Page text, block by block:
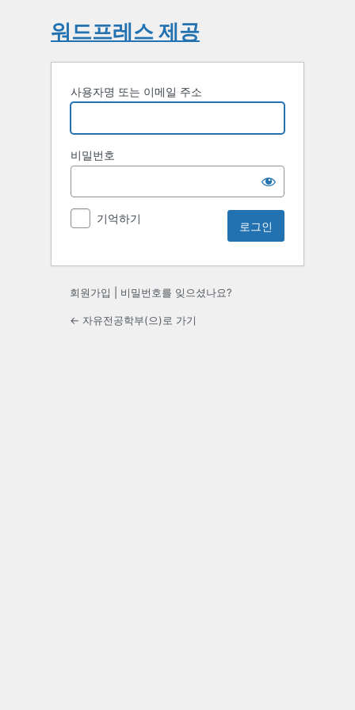
워드프레스 제공
사용자명 또는 이메일 주소
비밀번호
기억하기
회원가입 비밀번호를 잊으셨나요?
← 자유전공학부(으)로 가기